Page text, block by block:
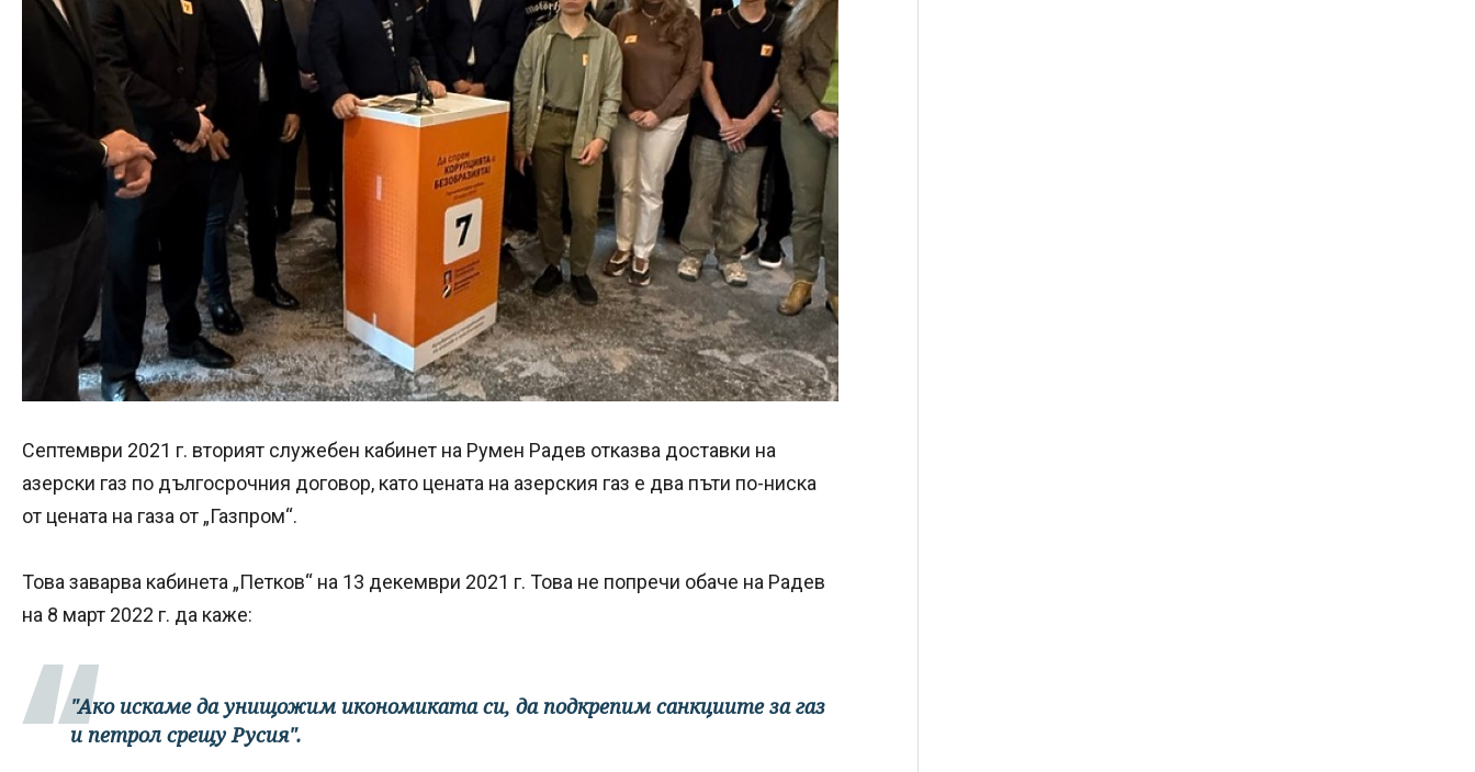
Септември 2021 г. вторият служебен кабинет на Румен Радев отказва доставки на
азерски газ по дългосрочния договор, като цената на азерския газ е два пъти по-ниска
от цената на газа от „Газпром“.
Това заварва кабинета „Петков“ на 13 декември 2021 г. Това не попречи обаче на Радев
на 8 март 2022 г. да каже:
"Ако искаме да унищожим икономиката си, да подкрепим санкциите за газ
и петрол срещу Русия".